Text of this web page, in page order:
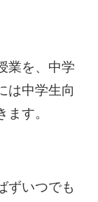
業を、中学
は中学生向
す。
ずいつでも